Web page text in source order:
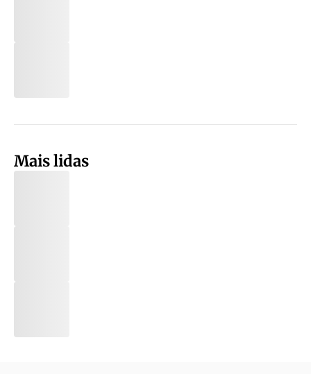
Mais lidas